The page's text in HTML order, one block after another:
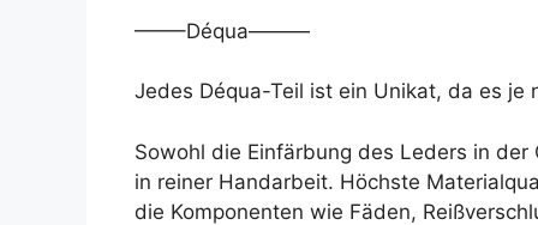
——–Déqua———
Jedes Déqua-Teil ist ein Unikat, da es
Sowohl die Einfärbung des Leders in
in reiner Handarbeit. Höchste
die Komponenten wie Fäden,